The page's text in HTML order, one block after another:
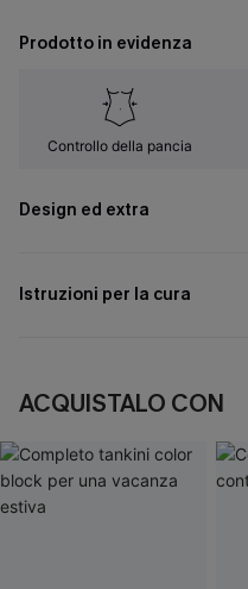
Prodotto in evidenza
Controllo della pancia
Design ed extra
Istruzioni per la cura
ACQUISTALO CON